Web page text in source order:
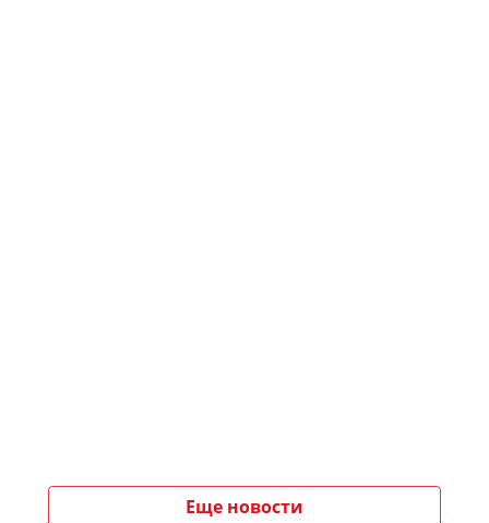
Еще новости